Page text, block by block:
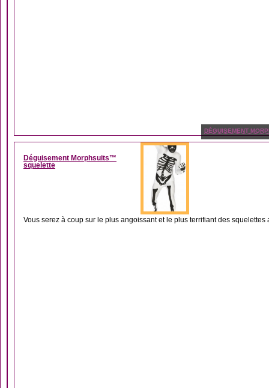
DÉGUISEMENT
Déguisement Morphsuits™
squelette
Vous serez à coup sur le plus angoissant et le plus terrifiant des squelettes